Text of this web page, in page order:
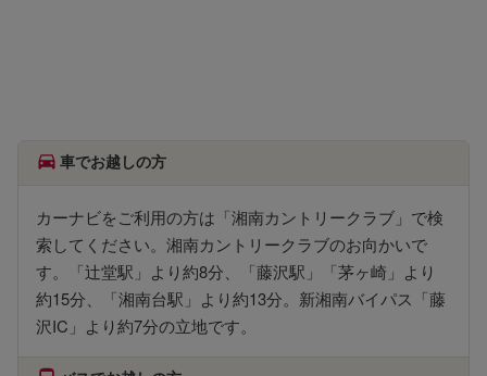
車でお越しの方
カーナビをご利用の方は「湘南カントリークラブ」で検
索してください。湘南カントリークラブのお向かいで
す。「辻堂駅」より約8分、「藤沢駅」「茅ヶ崎」より
約15分、「湘南台駅」より約13分。新湘南バイパス「藤
沢IC」より約7分の立地です。